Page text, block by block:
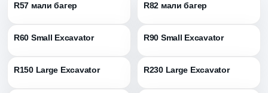
R57 мали багер R82 мали багер
R60 Small Excavator R90 Small Excavator
R150 Large Excavator R230 Large Excavator